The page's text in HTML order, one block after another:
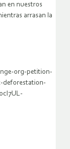
en nuestros
arrasan la
org-petition-
deforestation-